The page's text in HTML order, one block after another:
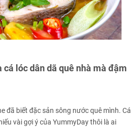
cá lóc dân dã quê nhà mà đậm
đã biết đặc sản sông nước quê mình. Cá
vài gợi ý của YummyDay thôi là ai